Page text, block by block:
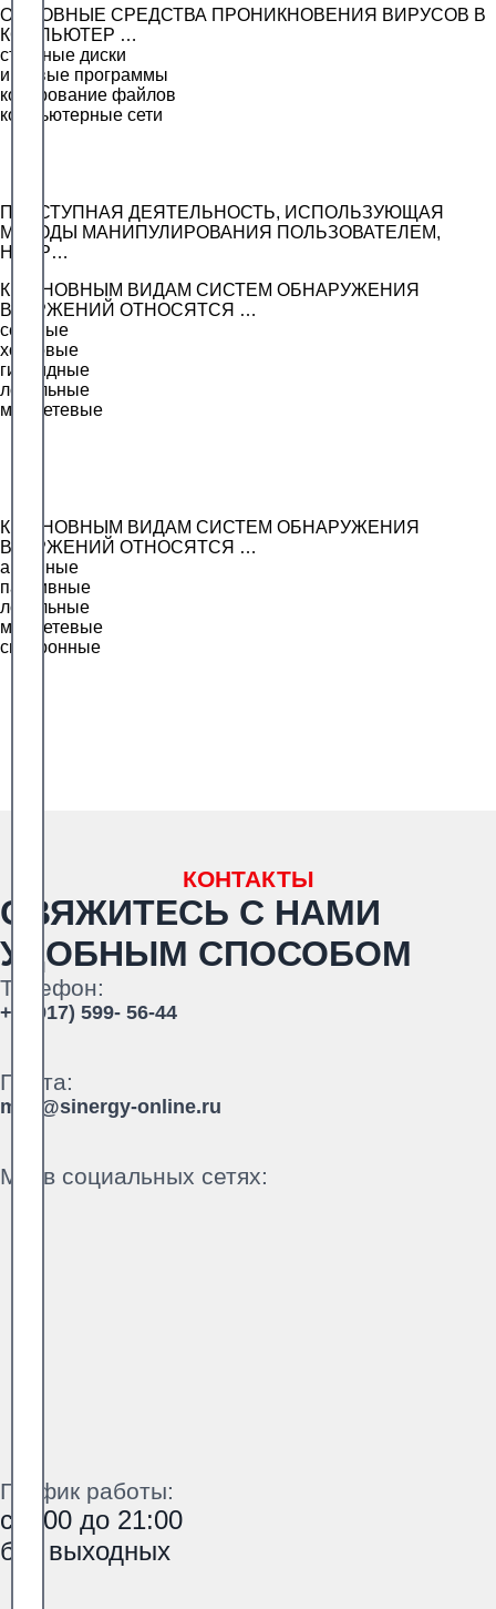
ОСНОВНЫЕ СРЕДСТВА ПРОНИКНОВЕНИЯ ВИРУСОВ В
КОМПЬЮТЕР …
съемные диски
игровые программы
копирование файлов
компьютерные сети
ПРЕСТУПНАЯ ДЕЯТЕЛЬНОСТЬ, ИСПОЛЬЗУЮЩАЯ
МЕТОДЫ МАНИПУЛИРОВАНИЯ ПОЛЬЗОВАТЕЛЕМ,
НАПР…
К ОСНОВНЫМ ВИДАМ СИСТЕМ ОБНАРУЖЕНИЯ
ВТОРЖЕНИЙ ОТНОСЯТСЯ …
сетевые
хостовые
гибридные
локальные
межсетевые
К ОСНОВНЫМ ВИДАМ СИСТЕМ ОБНАРУЖЕНИЯ
ВТОРЖЕНИЙ ОТНОСЯТСЯ …
активные
пассивные
локальные
межсетевые
синхронные
КОНТАКТЫ
СВЯЖИТЕСЬ С НАМИ
УДОБНЫМ СПОСОБОМ
Телефон:
+7 (917) 599- 56-44
Почта:
mail@sinergy-online.ru
Мы в социальных сетях:
График работы:
с 9:00 до 21:00
без выходных